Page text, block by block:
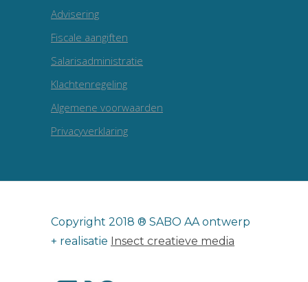
Advisering
Fiscale aangiften
Salarisadministratie
Klachtenregeling
Algemene voorwaarden
Privacyverklaring
Copyright 2018 ® SABO AA ontwerp
+ realisatie Insect creatieve media